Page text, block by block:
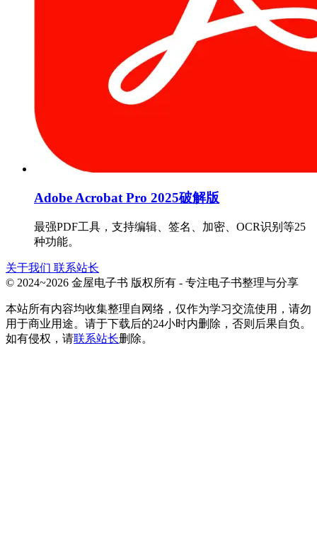
Adobe Acrobat Pro 2025破解版
最强PDF工具，支持编辑、签名、加密、OCR识别等25
种功能。
关于我们 联系站长
© 2024~2026 金屋电子书 版权所有 - 专注电子书整理与分享
本站所有内容均收集整理自网络，仅作为学习交流使用，请勿
用于商业用途。请于下载后的24小时内删除，否则后果自负。
如有侵权，请联系站长删除。